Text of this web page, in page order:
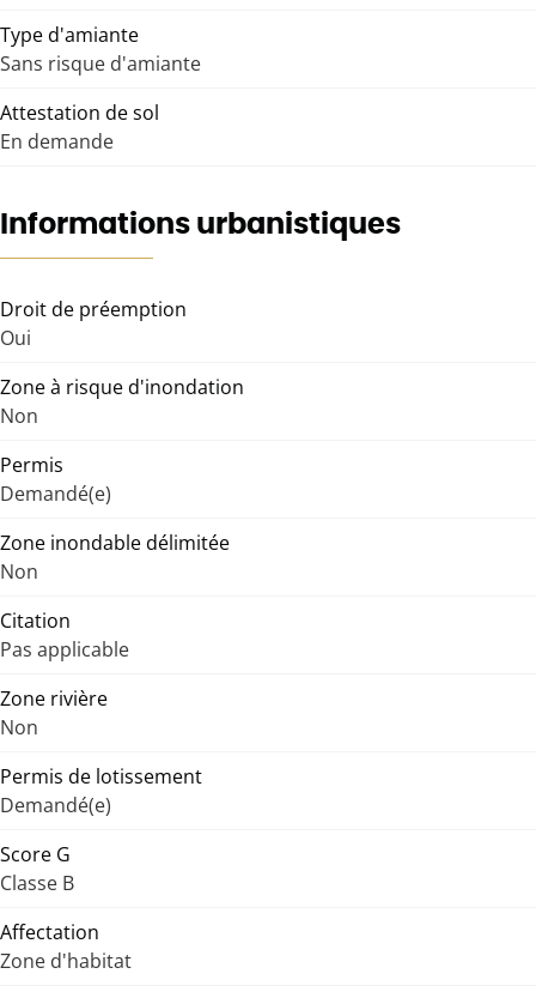
Type d'amiante
Sans risque d'amiante
Attestation de sol
En demande
Informations urbanistiques
Droit de préemption
Oui
Zone à risque d'inondation
Non
Permis
Demandé(e)
Zone inondable délimitée
Non
Citation
Pas applicable
Zone rivière
Non
Permis de lotissement
Demandé(e)
Score G
Classe B
Affectation
Zone d'habitat